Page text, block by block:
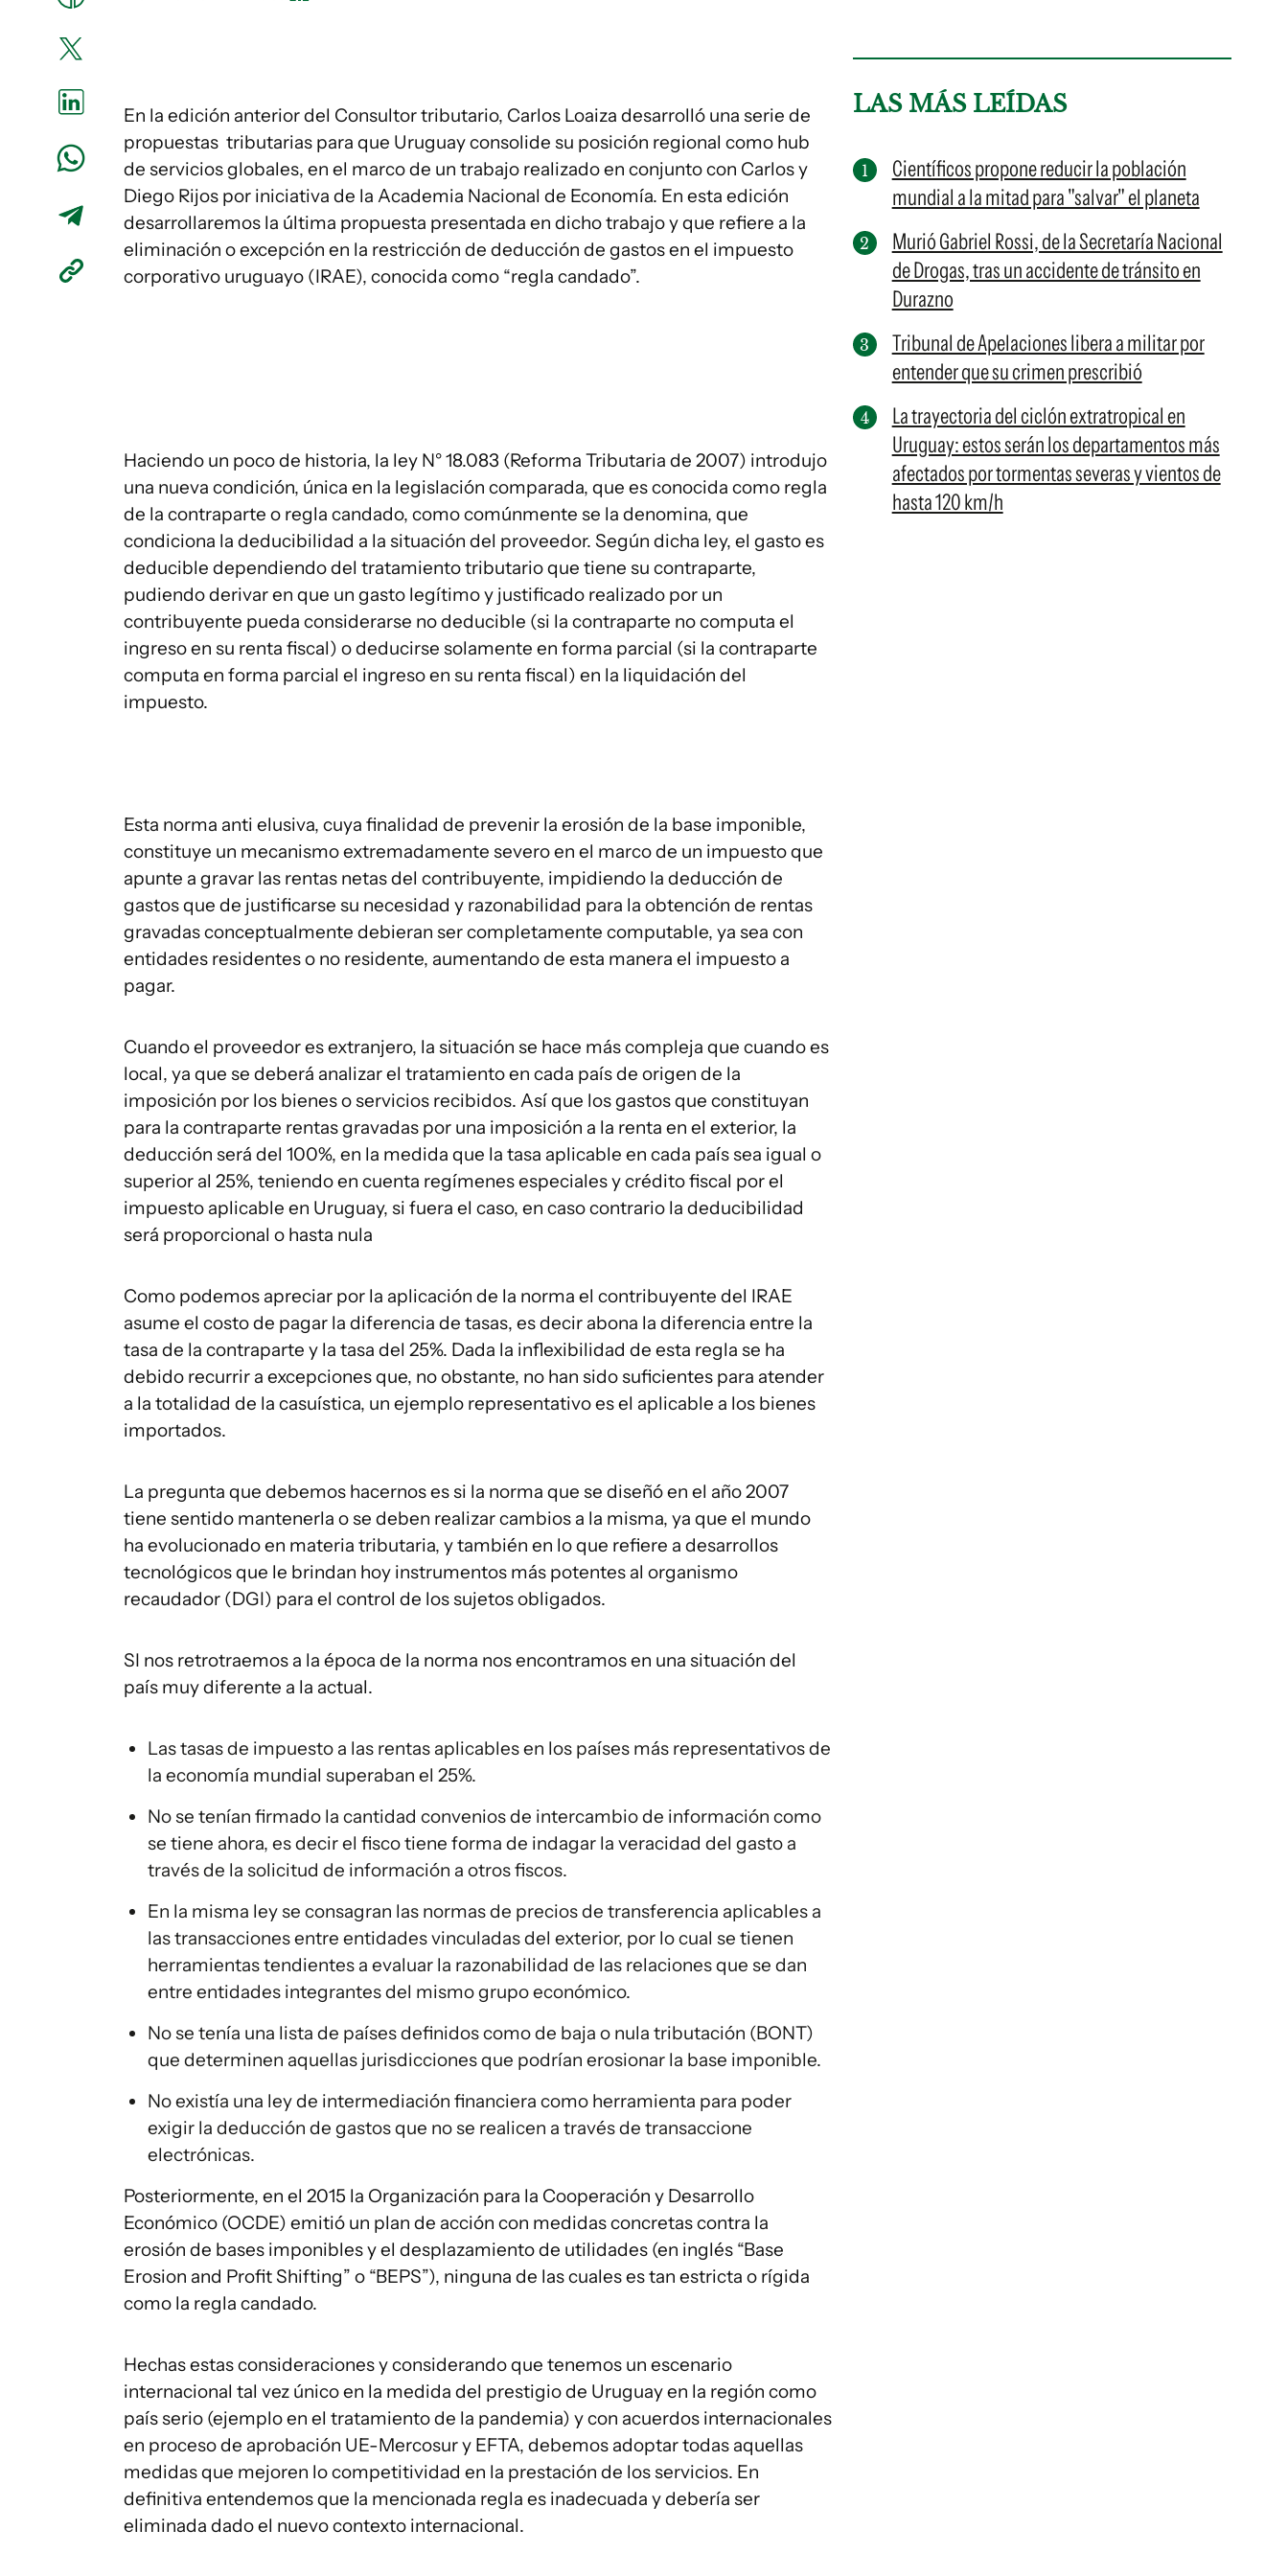
En la edición anterior del Consultor tributario, Carlos Loaiza desarrolló una serie de
propuestas tributarias para que Uruguay consolide su posición regional como hub
de servicios globales, en el marco de un trabajo realizado en conjunto con Carlos y
Diego Rijos por iniciativa de la Academia Nacional de Economía. En esta edición
desarrollaremos la última propuesta presentada en dicho trabajo y que refiere a la
eliminación o excepción en la restricción de deducción de gastos en el impuesto
corporativo uruguayo (IRAE), conocida como “regla candado”.
Haciendo un poco de historia, la ley N° 18.083 (Reforma Tributaria de 2007) introdujo
una nueva condición, única en la legislación comparada, que es conocida como regla
de la contraparte o regla candado, como comúnmente se la denomina, que
condiciona la deducibilidad a la situación del proveedor. Según dicha ley, el gasto es
deducible dependiendo del tratamiento tributario que tiene su contraparte,
pudiendo derivar en que un gasto legítimo y justificado realizado por un
contribuyente pueda considerarse no deducible (si la contraparte no computa el
ingreso en su renta fiscal) o deducirse solamente en forma parcial (si la contraparte
computa en forma parcial el ingreso en su renta fiscal) en la liquidación del
impuesto.
Esta norma anti elusiva, cuya finalidad de prevenir la erosión de la base imponible,
constituye un mecanismo extremadamente severo en el marco de un impuesto que
apunte a gravar las rentas netas del contribuyente, impidiendo la deducción de
gastos que de justificarse su necesidad y razonabilidad para la obtención de rentas
gravadas conceptualmente debieran ser completamente computable, ya sea con
entidades residentes o no residente, aumentando de esta manera el impuesto a
pagar.
Cuando el proveedor es extranjero, la situación se hace más compleja que cuando es
local, ya que se deberá analizar el tratamiento en cada país de origen de la
imposición por los bienes o servicios recibidos. Así que los gastos que constituyan
para la contraparte rentas gravadas por una imposición a la renta en el exterior, la
deducción será del 100%, en la medida que la tasa aplicable en cada país sea igual o
superior al 25%, teniendo en cuenta regímenes especiales y crédito fiscal por el
impuesto aplicable en Uruguay, si fuera el caso, en caso contrario la deducibilidad
será proporcional o hasta nula
Como podemos apreciar por la aplicación de la norma el contribuyente del IRAE
asume el costo de pagar la diferencia de tasas, es decir abona la diferencia entre la
tasa de la contraparte y la tasa del 25%. Dada la inflexibilidad de esta regla se ha
debido recurrir a excepciones que, no obstante, no han sido suficientes para atender
a la totalidad de la casuística, un ejemplo representativo es el aplicable a los bienes
importados.
La pregunta que debemos hacernos es si la norma que se diseñó en el año 2007
tiene sentido mantenerla o se deben realizar cambios a la misma, ya que el mundo
ha evolucionado en materia tributaria, y también en lo que refiere a desarrollos
tecnológicos que le brindan hoy instrumentos más potentes al organismo
recaudador (DGI) para el control de los sujetos obligados.
SI nos retrotraemos a la época de la norma nos encontramos en una situación del
país muy diferente a la actual.
Las tasas de impuesto a las rentas aplicables en los países más representativos de
la economía mundial superaban el 25%.
No se tenían firmado la cantidad convenios de intercambio de información como
se tiene ahora, es decir el fisco tiene forma de indagar la veracidad del gasto a
través de la solicitud de información a otros fiscos.
En la misma ley se consagran las normas de precios de transferencia aplicables a
las transacciones entre entidades vinculadas del exterior, por lo cual se tienen
herramientas tendientes a evaluar la razonabilidad de las relaciones que se dan
entre entidades integrantes del mismo grupo económico.
No se tenía una lista de países definidos como de baja o nula tributación (BONT)
que determinen aquellas jurisdicciones que podrían erosionar la base imponible.
No existía una ley de intermediación financiera como herramienta para poder
exigir la deducción de gastos que no se realicen a través de transaccione
electrónicas.
Posteriormente, en el 2015 la Organización para la Cooperación y Desarrollo
Económico (OCDE) emitió un plan de acción con medidas concretas contra la
erosión de bases imponibles y el desplazamiento de utilidades (en inglés “Base
Erosion and Profit Shifting” o “BEPS”), ninguna de las cuales es tan estricta o rígida
como la regla candado.
Hechas estas consideraciones y considerando que tenemos un escenario
internacional tal vez único en la medida del prestigio de Uruguay en la región como
país serio (ejemplo en el tratamiento de la pandemia) y con acuerdos internacionales
en proceso de aprobación UE-Mercosur y EFTA, debemos adoptar todas aquellas
medidas que mejoren lo competitividad en la prestación de los servicios. En
definitiva entendemos que la mencionada regla es inadecuada y debería ser
eliminada dado el nuevo contexto internacional.
LAS MÁS LEÍDAS
Científicos propone reducir la población
mundial a la mitad para "salvar" el planeta
Murió Gabriel Rossi, de la Secretaría Nacional
de Drogas, tras un accidente de tránsito en
Durazno
Tribunal de Apelaciones libera a militar por
entender que su crimen prescribió
La trayectoria del ciclón extratropical en
Uruguay: estos serán los departamentos más
afectados por tormentas severas y vientos de
hasta 120 km/h